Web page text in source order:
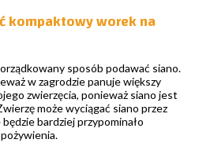
kompaktowy worek na
sposób podawać siano.
w zagrodzie panuje większy
zwierzęcia, ponieważ siano jest
może wyciągać siano przez
bardziej przypominało